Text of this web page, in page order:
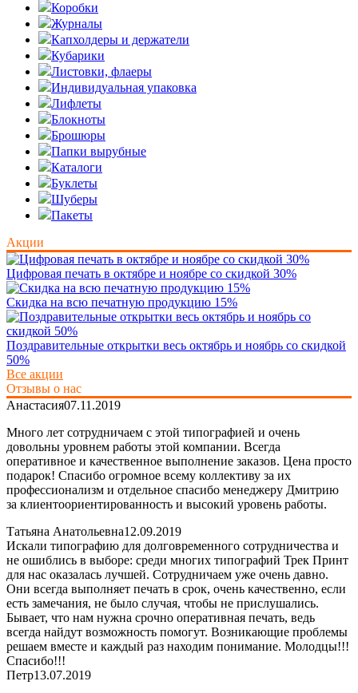
Коробки
Журналы
Капхолдеры и держатели
Кубарики
Листовки, флаеры
Индивидуальная упаковка
Лифлеты
Блокноты
Брошюры
Папки вырубные
Каталоги
Буклеты
Шуберы
Пакеты
Акции
Цифровая печать в октябре и ноябре со скидкой 30%
Скидка на всю печатную продукцию 15%
Поздравительные открытки весь октябрь и ноябрь со скидкой
50%
Все акции
Отзывы о нас
Анастасия07.11.2019
Много лет сотрудничаем с этой типографией и очень
довольны уровнем работы этой компании. Всегда
оперативное и качественное выполнение заказов. Цена просто
подарок! Спасибо огромное всему коллективу за их
профессионализм и отдельное спасибо менеджеру Дмитрию
за клиентоориентированность и высокий уровень работы.
Татьяна Анатольевна12.09.2019
Искали типографию для долговременного сотрудничества и
не ошиблись в выборе: среди многих типографий Трек Принт
для нас оказалась лучшей. Сотрудничаем уже очень давно.
Они всегда выполняет печать в срок, очень качественно, если
есть замечания, не было случая, чтобы не прислушались.
Бывает, что нам нужна срочно оперативная печать, ведь
всегда найдут возможность помогут. Возникающие проблемы
решаем вместе и каждый раз находим понимание. Молодцы!!!
Спасибо!!!
Петр13.07.2019